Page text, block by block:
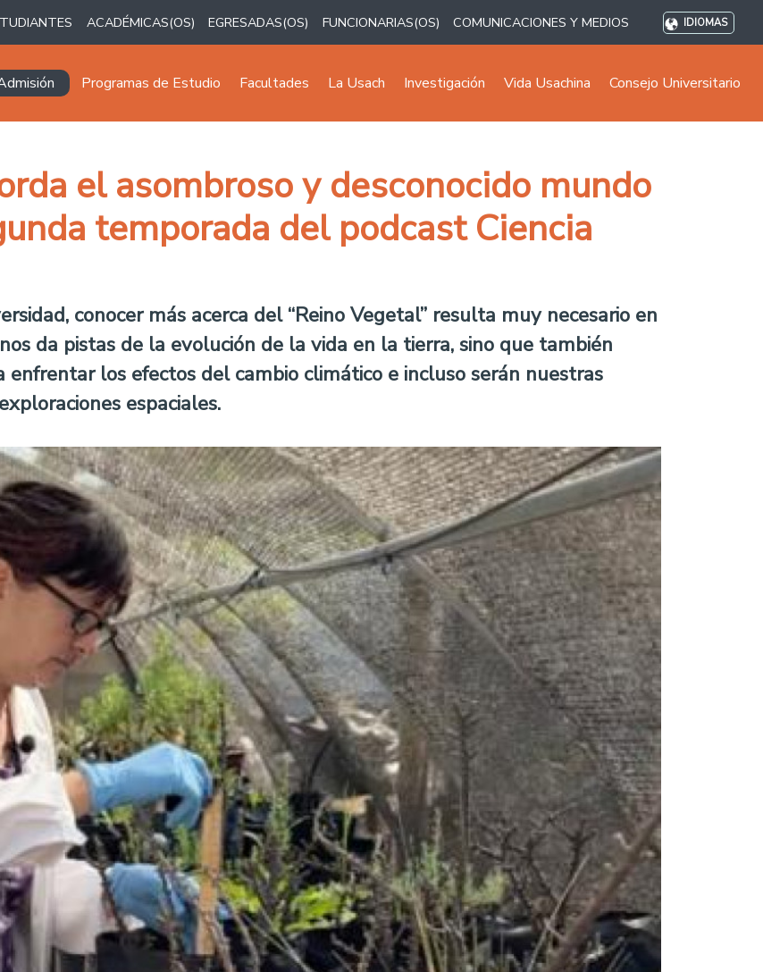
ACADÉMICAS(OS) EGRESADAS(OS) FUNCIONARIAS(OS) COMUNICACIONES Y MEDIOS IDIOMAS
principal
Programas de Estudio Facultades La Usach Investigación Vida Usachina Consejo Universitario
el asombroso y desconocido mundo
temporada del podcast Ciencia
conocer más acerca del “Reino Vegetal” resulta muy necesario en
da pistas de la evolución de la vida en la tierra, sino que también
los efectos del cambio climático e incluso serán nuestras
espaciales.